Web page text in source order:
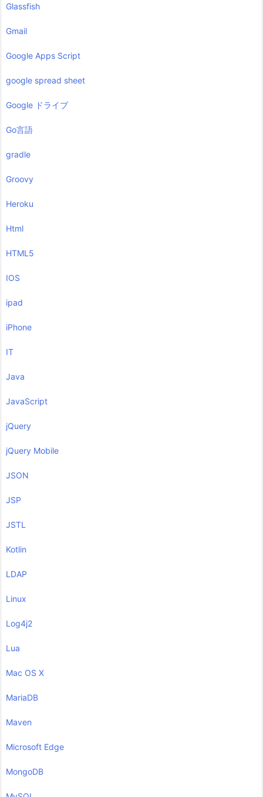
Glassfish
Gmail
Google Apps Script
google spread sheet
Google ドライブ
Go言語
gradle
Groovy
Heroku
Html
HTML5
IOS
ipad
iPhone
IT
Java
JavaScript
jQuery
jQuery Mobile
JSON
JSP
JSTL
Kotlin
LDAP
Linux
Log4j2
Lua
Mac OS X
MariaDB
Maven
Microsoft Edge
MongoDB